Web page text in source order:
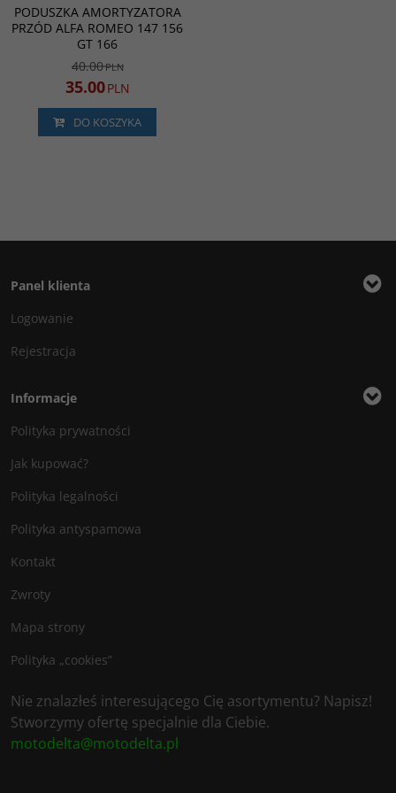
PROMOCJA
PODUSZKA AMORTYZATORA
PRZÓD ALFA ROMEO 147 156
GT 166
40.00PLN
35.00PLN
DO KOSZYKA
Panel klienta
Logowanie
Rejestracja
Informacje
Polityka prywatności
Jak kupować?
Polityka legalności
Polityka antyspamowa
Kontakt
Zwroty
Mapa strony
Polityka „cookies”
Nie znalazłeś interesującego Cię asortymentu? Napisz!
Stworzymy ofertę specjalnie dla Ciebie.
motodelta@motodelta.pl